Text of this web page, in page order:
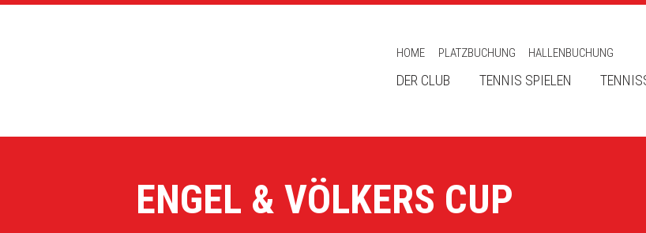
HOME PLATZBUCHUNG HALLENBUCHUNG
DER CLUB TENNIS SPIELEN
ENGEL & VÖLKERS CUP